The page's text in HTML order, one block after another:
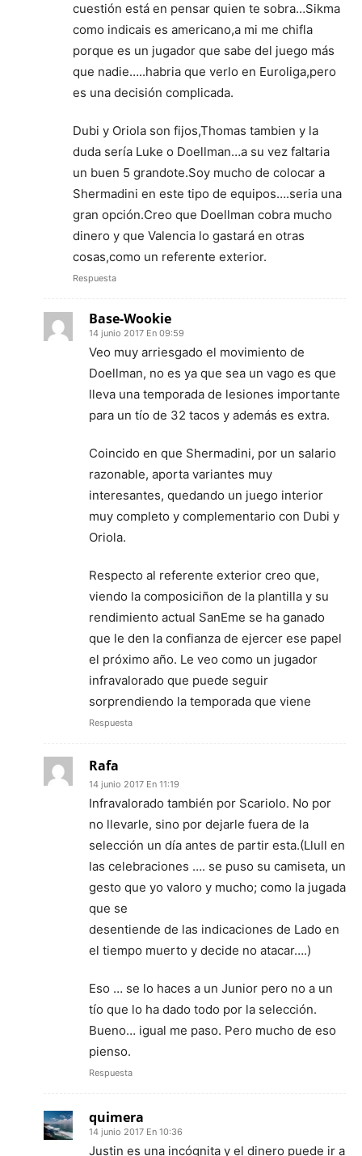
cuestión está en pensar quien te sobra…Sikma
como indicais es americano,a mi me chifla
porque es un jugador que sabe del juego más
que nadie…..habria que verlo en Euroliga,pero
es una decisión complicada.
Dubi y Oriola son fijos,Thomas tambien y la
duda sería Luke o Doellman…a su vez faltaria
un buen 5 grandote.Soy mucho de colocar a
Shermadini en este tipo de equipos….seria una
gran opción.Creo que Doellman cobra mucho
dinero y que Valencia lo gastará en otras
cosas,como un referente exterior.
Respuesta
Base-Wookie
14 junio 2017 En 09:59
Veo muy arriesgado el movimiento de
Doellman, no es ya que sea un vago es que
lleva una temporada de lesiones importante
para un tío de 32 tacos y además es extra.
Coincido en que Shermadini, por un salario
razonable, aporta variantes muy
interesantes, quedando un juego interior
muy completo y complementario con Dubi y
Oriola.
Respecto al referente exterior creo que,
viendo la composiciñon de la plantilla y su
rendimiento actual SanEme se ha ganado
que le den la confianza de ejercer ese papel
el próximo año. Le veo como un jugador
infravalorado que puede seguir
sorprendiendo la temporada que viene
Respuesta
Rafa
14 junio 2017 En 11:19
Infravalorado también por Scariolo. No por
no llevarle, sino por dejarle fuera de la
selección un día antes de partir esta.(Llull en
las celebraciones …. se puso su camiseta, un
gesto que yo valoro y mucho; como la jugada
que se
desentiende de las indicaciones de Lado en
el tiempo muerto y decide no atacar….)
Eso … se lo haces a un Junior pero no a un
tío que lo ha dado todo por la selección.
Bueno… igual me paso. Pero mucho de eso
pienso.
Respuesta
quimera
14 junio 2017 En 10:36
Justin es una incógnita y el dinero puede ir a